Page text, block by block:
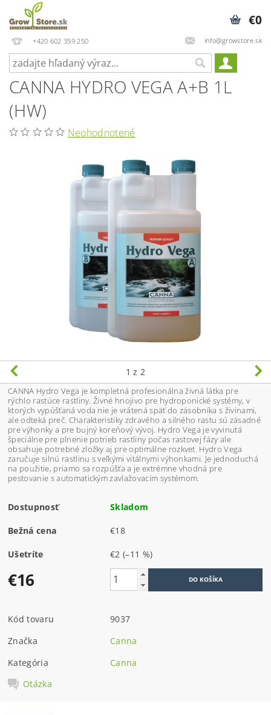
+420 602 359 250 info@growstore.sk
€0
CANNA HYDRO VEGA A+B 1L
(HW)
Neohodnotené
1 z 2
CANNA Hydro Vega je kompletná profesionálna živná látka pre
rýchlo rastúce rastliny. Živné hnojivo pre hydroponické systémy, v
ktorých vypúšťaná voda nie je vrátená späť do zásobníka s živinami,
ale odteká preč. Charakteristiky zdravého a silného rastu sú zásadné
pre výhonky a pre bujný koreňový vývoj. Hydro Vega je vyvinutá
špeciálne pre plnenie potrieb rastliny počas rastovej fázy ale
obsahuje potrebné zložky aj pre optimálne rozkvet. Hydro Vega
zaručuje silnú rastlinu s veľkými vitálnymi výhonkami. Je jednoduchá
na použitie, priamo sa rozpúšťa a je extrémne vhodná pre
pestovanie s automatickým zavlažovacím systémom.
Dostupnosť Skladom
Bežná cena €18
Ušetríte €2(–11 %)
€16
Kód tovaru
9037
Značka
Canna
Kategória
Canna
Otázka